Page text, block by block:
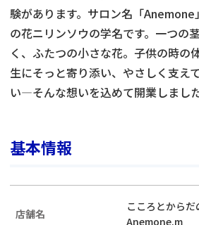
験があります。サロン名「
の花ニリンソウの学名です。一つの
く、ふたつの小さな花。子供の時の
生にそっと寄り添い、やさしく支え
い―そんな想いを込めて開業しました
基本情報
店舗名
こころとから
Anemone.m